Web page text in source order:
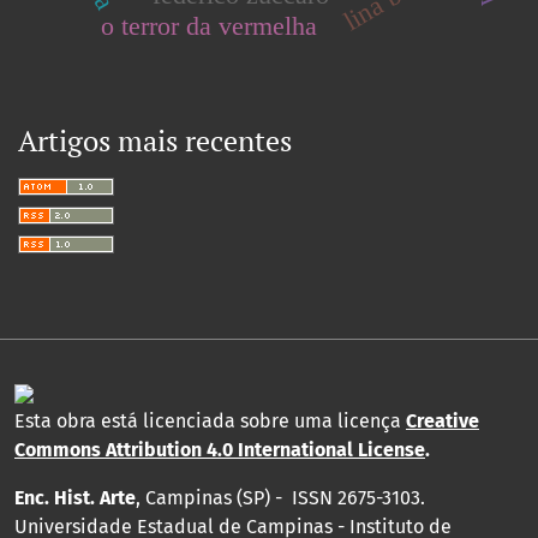
o terror da vermelha
Artigos mais recentes
Esta obra está licenciada sobre uma licença Creative
Commons Attribution 4.0 International License.
Enc. Hist. Arte, Campinas (SP) - ISSN 2675-3103.
Universidade Estadual de Campinas - Instituto de